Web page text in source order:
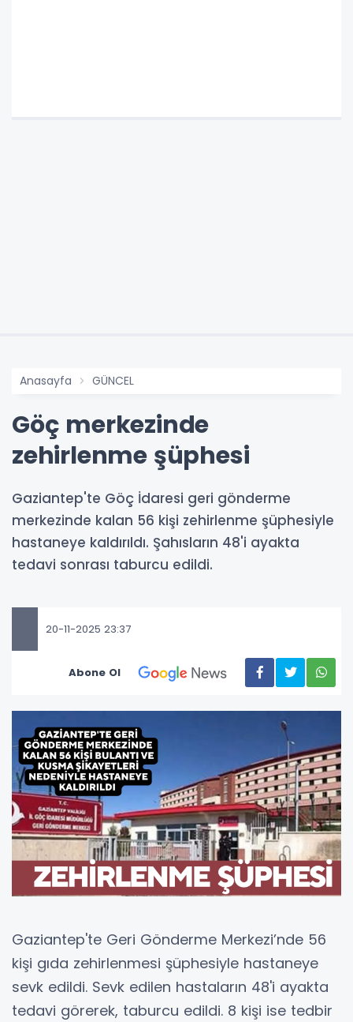
Anasayfa GÜNCEL
Göç merkezinde
zehirlenme şüphesi
Gaziantep'te Göç İdaresi geri gönderme
merkezinde kalan 56 kişi zehirlenme şüphesiyle
hastaneye kaldırıldı. Şahısların 48'i ayakta
tedavi sonrası taburcu edildi.
20-11-2025 23:37
Abone Ol
Gaziantep'te Geri Gönderme Merkezi’nde 56
kişi gıda zehirlenmesi şüphesiyle hastaneye
sevk edildi. Sevk edilen hastaların 48'i ayakta
tedavi görerek, taburcu edildi. 8 kişi ise tedbir